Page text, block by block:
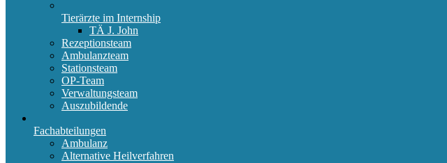
Tierärzte im Internship
TÄ J. John
Rezeptionsteam
Ambulanzteam
Stationsteam
OP-Team
Verwaltungsteam
Auszubildende
Fachabteilungen
Ambulanz
Alternative Heilverfahren